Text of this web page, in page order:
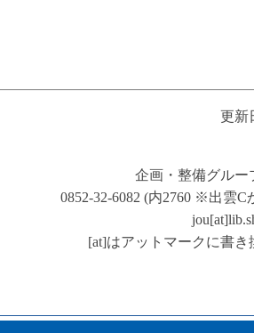
更新
企画・整備グル
0852-32-6082 (内2760 ※出雲C
[at]はアットマークに書き